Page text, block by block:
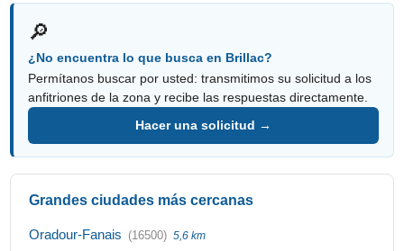
🔎
¿No encuentra lo que busca en Brillac?
Permítanos buscar por usted: transmitimos su solicitud a los
anfitriones de la zona y recibe las respuestas directamente.
Hacer una solicitud →
Grandes ciudades más cercanas
Oradour-Fanais (16500) 5,6 km